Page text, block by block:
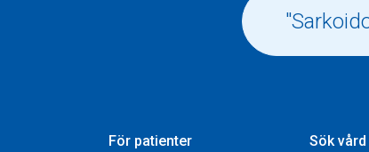
För patienter
Sök vård